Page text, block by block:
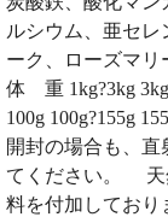
ルシウム、亜セ
ーク、ローズマ
体 重 1kg?3kg
100g 100g?155g
開封の場合も、
てください。 天
料を付加しており